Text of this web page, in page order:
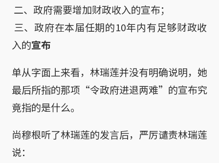
入的宣布
单从字面上来看，林瑞莲并没有明确说明，她
最后所指的那项“令政府进退两难”的宣布究
竟指的是什么。
尚穆根听了林瑞莲的发言后，严厉谴责林瑞莲
说：